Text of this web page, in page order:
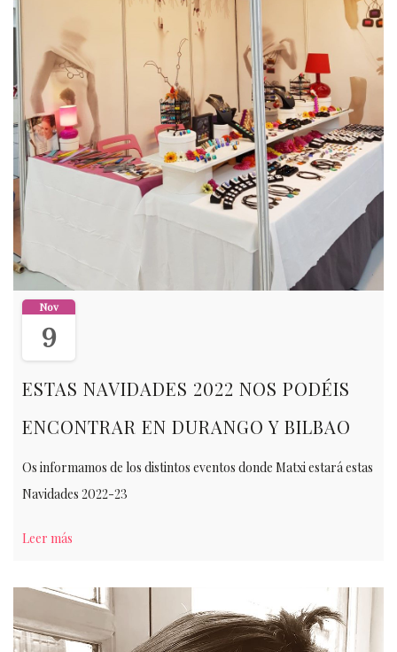
Nov
9
ESTAS NAVIDADES 2022 NOS PODÉIS
ENCONTRAR EN DURANGO Y BILBAO
Os informamos de los distintos eventos donde Matxi estará estas
Navidades 2022-23
Leer más